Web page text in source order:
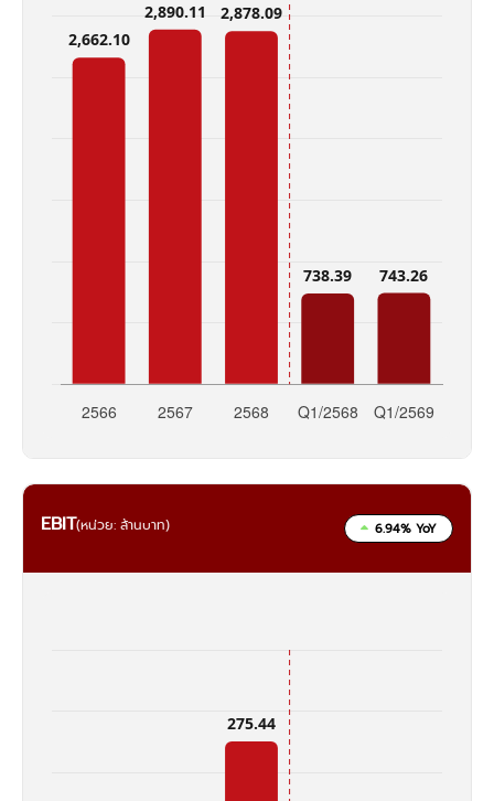
EBIT(หน่วย: ล้านบาท) 6.94% YoY